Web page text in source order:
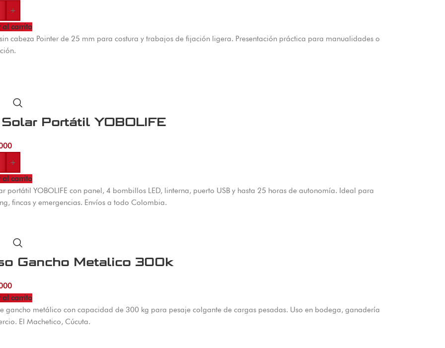
+
al carrito
cabeza Pointer de 25 mm para costura y trabajos de fijación ligera. Presentación práctica para manualidades o
Portátil YOBOLIFE
+
al carrito
portátil YOBOLIFE con panel, 4 bombillos LED, linterna, puerto USB y hasta 25 horas de autonomía. Ideal para
fincas y emergencias. Envíos a todo Colombia.
Gancho Metalico 300k
al carrito
gancho metálico con capacidad de 300 kg para pesaje colgante de cargas pesadas. Uso en bodega, ganadería
El Machetico, Cúcuta.